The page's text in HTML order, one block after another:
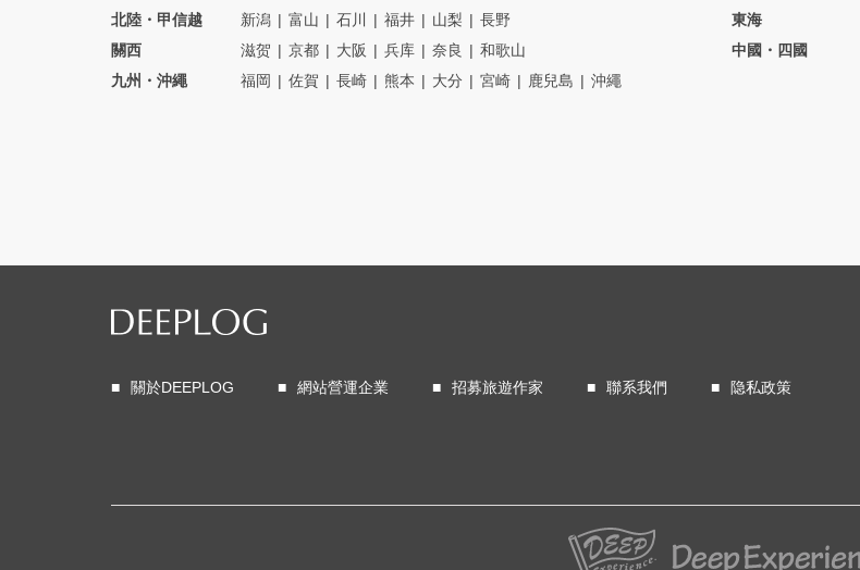
北陸・甲信越
新潟 富山 石川 福井 山梨 長野 東海
關西
滋贺 京都 大阪 兵库 奈良 和歌山 中國・四國
九州・沖繩
福岡 佐賀 長崎 熊本 大分 宮崎 鹿兒島 沖繩
關於DEEPLOG 網站營運企業 招募旅遊作家 聯系我們 隐私政策